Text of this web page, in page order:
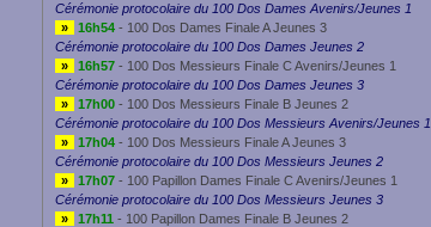
Cérémonie protocolaire du 100 Dos Dames Avenirs/Jeunes 1
»
16h54 - 100 Dos Dames Finale A Jeunes 3
Cérémonie protocolaire du 100 Dos Dames Jeunes 2
»
16h57 - 100 Dos Messieurs Finale C Avenirs/Jeunes 1
Cérémonie protocolaire du 100 Dos Dames Jeunes 3
»
17h00 - 100 Dos Messieurs Finale B Jeunes 2
Cérémonie protocolaire du 100 Dos Messieurs Avenirs/Jeunes 1
»
17h04 - 100 Dos Messieurs Finale A Jeunes 3
Cérémonie protocolaire du 100 Dos Messieurs Jeunes 2
»
17h07 - 100 Papillon Dames Finale C Avenirs/Jeunes 1
Cérémonie protocolaire du 100 Dos Messieurs Jeunes 3
»
17h11 - 100 Papillon Dames Finale B Jeunes 2